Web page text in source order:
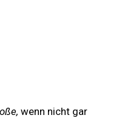
wenn nicht gar